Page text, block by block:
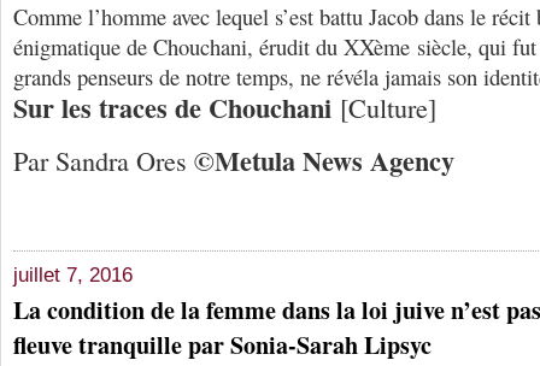
Comme l’homme avec lequel s’est battu Jacob dans le
énigmatique de Chouchani, érudit du XXème siècle, qui
grands penseurs de notre temps, ne révéla jamais son
Sur les traces de Chouchani [Culture]
Par Sandra Ores ©MetulaNews Agency
juillet 7, 2016
La condition de la femme dans la loi juive n’est
fleuve tranquille par Sonia-Sarah Lipsyc